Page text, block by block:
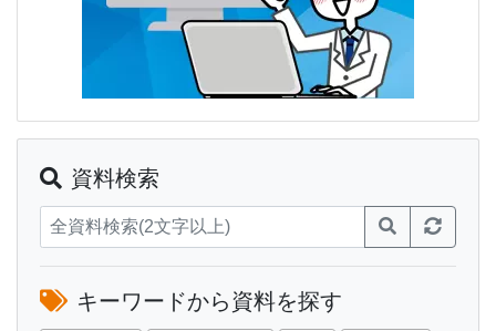
資料検索
キーワードから資料を探す